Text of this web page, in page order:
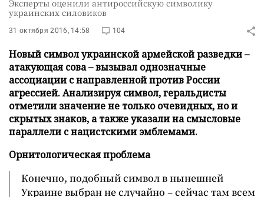
Эксперты оценили антироссийскую символику
украинских силовиков
31 октября 2016, 14:58 104
Новый символ украинской армейской разведки –
атакующая сова – вызывал однозначные
ассоциации с направленной против России
агрессией. Анализируя символ, геральдисты
отметили значение не только очевидных, но и
скрытых знаков, а также указали на смысловые
параллели с нацистскими эмблемами.
Орнитологическая проблема
Конечно, подобный символ в нынешней
Украине выбран не случайно – сейчас там всем